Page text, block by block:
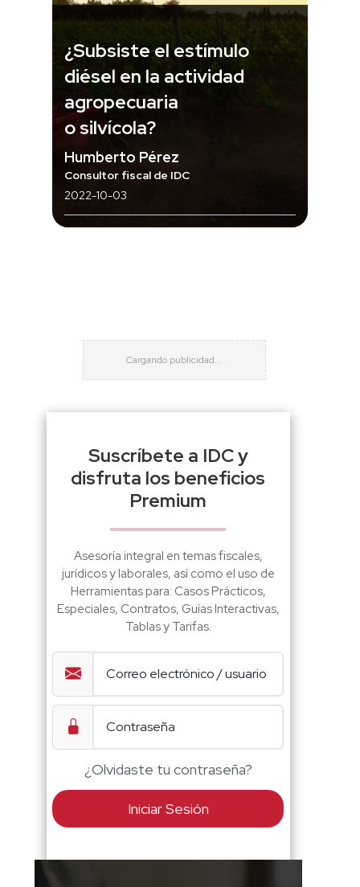
¿Subsiste el estímulo
diésel en la actividad
agropecuaria
o silvícola?
Humberto Pérez
Consultor fiscal de IDC
2022-10-03
Suscríbete a IDC y
disfruta los beneficios
Premium
Asesoría integral en temas fiscales,
jurídicos y laborales, así como el uso de
Herramientas para: Casos Prácticos,
Especiales, Contratos, Guías Interactivas,
Tablas y Tarifas.
¿Olvidaste tu contraseña?
Iniciar Sesión